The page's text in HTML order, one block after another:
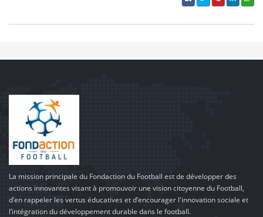
La mission principale du Fondaction du Football est de développer des
actions innovantes visant à promouvoir une vision citoyenne du Football,
d’en rappeler les vertus éducatives et d’encourager l'innovation sociale et
l’intégration du développement durable dans le football.